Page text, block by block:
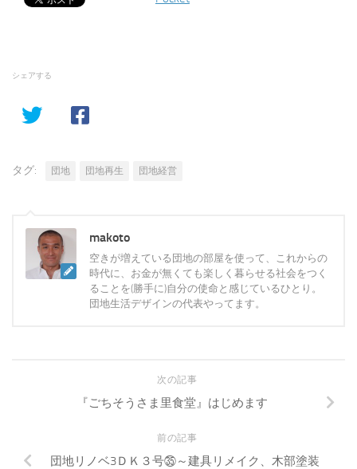
シェアする
タグ: 団地 団地再生 団地経営
makoto
空きが増えている団地の部屋を使って、これからの
時代に、お金が無くても楽しく暮らせる社会をつく
ることを(勝手に)自分の使命と感じているひとり。
団地生活デザインの代表やってます。
次の記事
『ごちそうさま里食堂』はじめます
前の記事
団地リノベ3ＤＫ３号㉟～建具リメイク、木部塗装